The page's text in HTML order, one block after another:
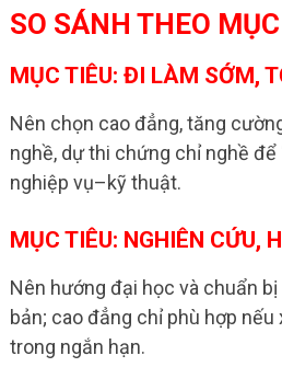
SO SÁNH THEO
MỤC TIÊU: ĐI LÀM SỚM,
Nên chọn cao đẳng, tăng
nghề, dự thi chứng chỉ nghề để
nghiệp vụ–kỹ thuật.
MỤC TIÊU: NGHIÊN CỨU,
Nên hướng đại học và chuẩn
bản; cao đẳng chỉ phù hợp
trong ngắn hạn.